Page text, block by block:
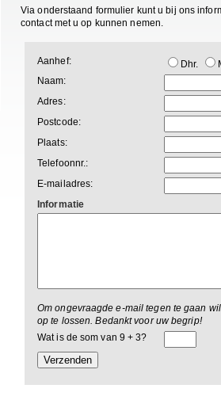
Via onderstaand formulier kunt u bij ons
contact met u op kunnen nemen.
Aanhef: Dhr.
Naam:
Adres:
Postcode:
Plaats:
Telefoonnr.:
E-mailadres:
Informatie
Om ongevraagde e-mail tegen te gaan
op te lossen. Bedankt voor uw begrip!
Wat is de som van 9 + 3?